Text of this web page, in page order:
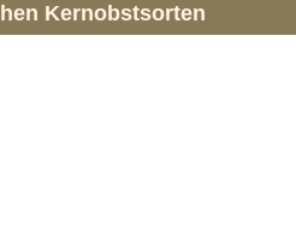
Kernobstsorten